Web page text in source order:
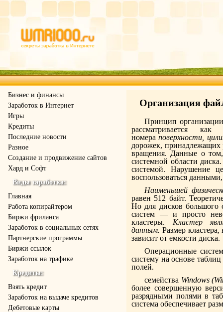
Бизнес и финансы
Заработок в Интернет
Игры
Кредиты
Последние новости
Разное
Создание и продвижение сайтов
Хард и Софт
Виды заработка:
Главная
Работа копирайтером
Биржи фриланса
Заработок в социальных сетях
Партнерские программы
Биржи ссылок
Заработок на трафике
Кредиты:
Взять кредит
Заработок на выдаче кредитов
Дебетовые карты
Организация
Принцип
рассматривается
номераповерхности,
дорожек, принадлежащих
вращения. Данные о
системной области диска.
системой. Нарушение
воспользоваться
Наименьшей
равен 512 байт.
Но для дисков большого
систем — и просто
кластеры. Кластер
данным. Размер
зависит от емкости диска.
Операционные
систему на основе
полей.
семейства Windows(
более совершенную
разрядными полями в
система обеспечи­вает